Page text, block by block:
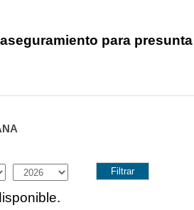
para presunta
Year